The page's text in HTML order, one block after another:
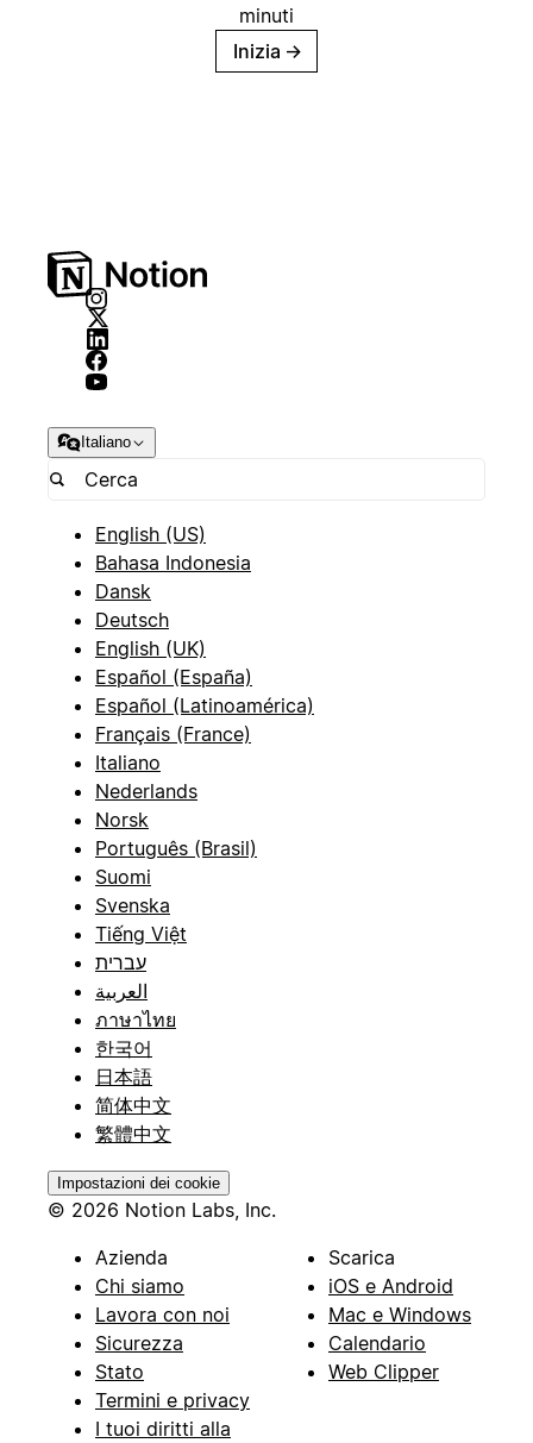
minuti
Inizia →
Italiano
English (US)
Bahasa Indonesia
Dansk
Deutsch
English (UK)
Español (España)
Español (Latinoamérica)
Français (France)
Italiano
Nederlands
Norsk
Português (Brasil)
Suomi
Svenska
Tiếng Việt
עברית
العربية
ภาษาไทย
한국어
日本語
简体中文
繁體中文
Impostazioni dei cookie
© 2026 Notion Labs, Inc.
Azienda
Chi siamo
Lavora con noi
Sicurezza
Stato
Termini e privacy
I tuoi diritti alla
Scarica
iOS e Android
Mac e Windows
Calendario
Web Clipper